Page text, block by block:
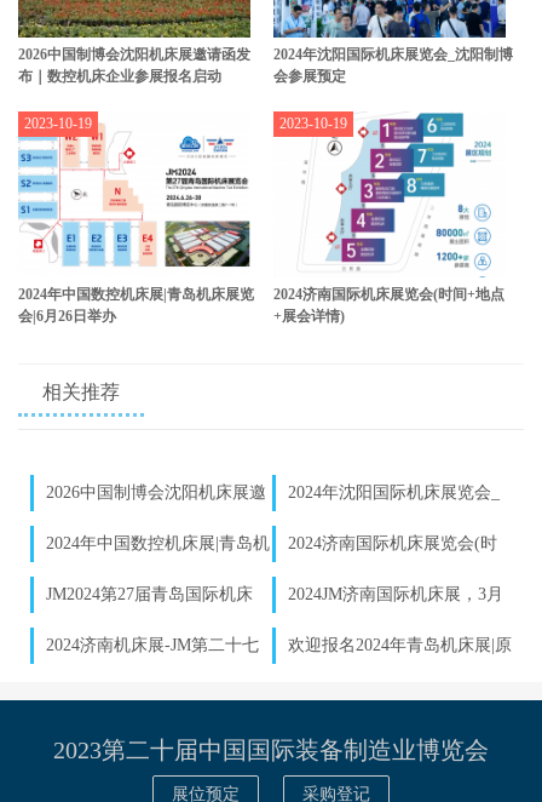
2026中国制博会沈阳机床展邀请函发
布｜数控机床企业参展报名启动
2024年沈阳国际机床展览会_沈阳制博
会参展预定
2024年中国数控机床展|青岛机床展览
会|6月26日举办
2023-10-19
2024济南国际机床展览会(时间+地点
+展会详情)
2023-10-19
相关推荐
2026中国制博会沈阳机床展邀
2024年沈阳国际机床展览会_
沈阳制博会参展预定
2024年中国数控机床展|青岛机
2024济南国际机床展览会(时
间+地点+展会详情)
JM2024第27届青岛国际机床
2024JM济南国际机床展，​3月
20-23日与您相约泉城济南！
2024济南机床展-JM第二十七
欢迎报名2024年青岛机床展|原
2023第二十届中国国际装备制造业博览会
展位预定 采购登记